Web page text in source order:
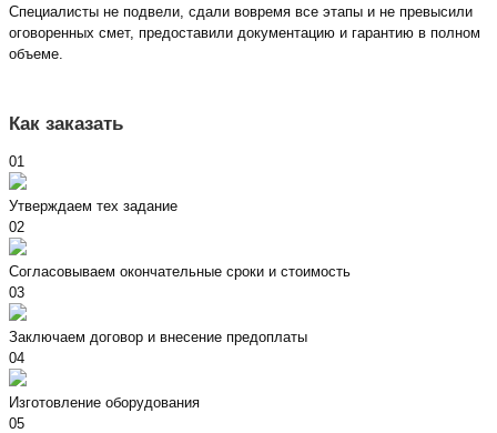
Специалисты не подвели, сдали вовремя все этапы и не превысили
оговоренных смет, предоставили документацию и гарантию в полном
объеме.
Как заказать
01
Утверждаем тех задание
02
Согласовываем окончательные сроки и стоимость
03
Заключаем договор и внесение предоплаты
04
Изготовление оборудования
05